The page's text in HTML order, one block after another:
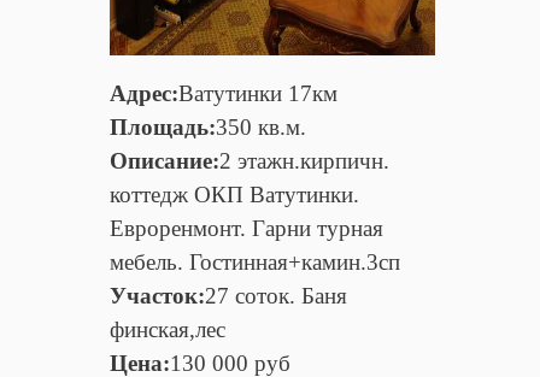
Адрес:Ватутинки 17км
Площадь:350 кв.м.
Описание:2 этажн.кирпичн.
коттедж ОКП Ватутинки.
Евроренмонт. Гарни турная
мебель. Гостинная+камин.3сп
Участок:27 соток. Баня
финская,лес
Цена:130 000 руб